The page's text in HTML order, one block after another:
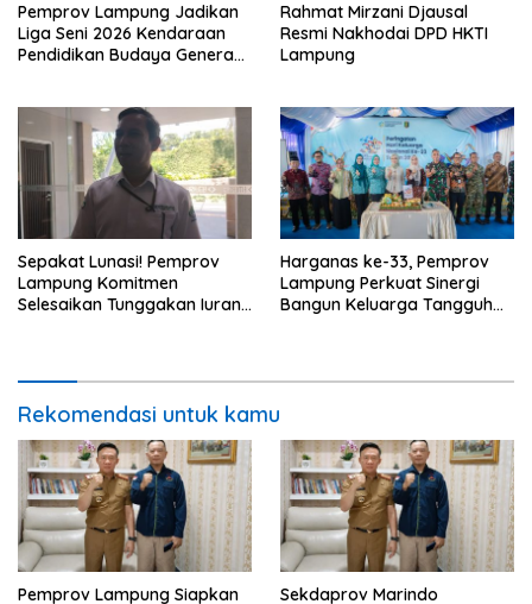
Pemprov Lampung Jadikan
Liga Seni 2026 Kendaraan
Pendidikan Budaya Generasi
Rahmat Mirzani Djausal
Resmi Nakhodai DPD HKTI
Lampung
Sepakat Lunasi! Pemprov
Lampung Komitmen
Selesaikan Tunggakan Iuran
Harganas ke-33, Pemprov
Lampung Perkuat Sinergi
Bangun Keluarga Tangguh
Rekomendasi untuk kamu
Pemprov Lampung Siapkan
Sekdaprov Marindo